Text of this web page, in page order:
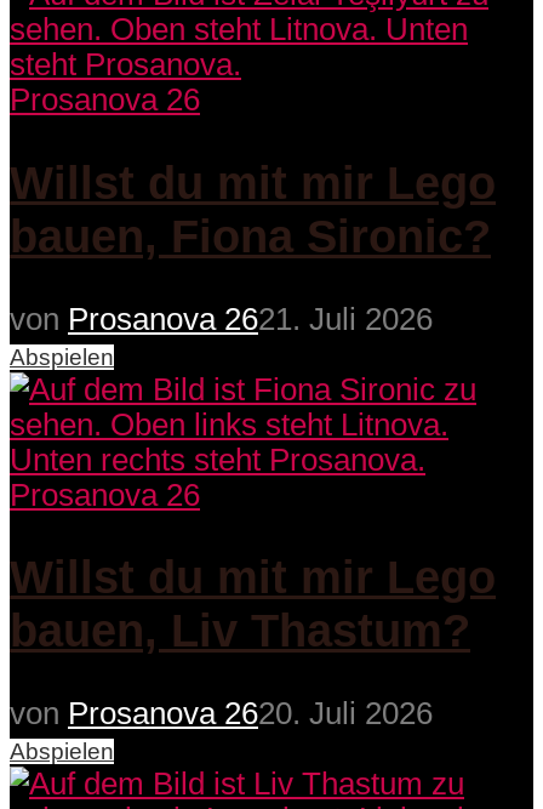
Prosanova 26
Willst du mit mir Lego
bauen, Fiona Sironic?
von Prosanova 2621. Juli 2026
Abspielen
Prosanova 26
Willst du mit mir Lego
bauen, Liv Thastum?
von Prosanova 2620. Juli 2026
Abspielen